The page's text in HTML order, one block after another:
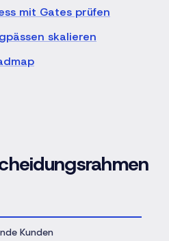
mit Gates prüfen
skalieren
Kunden